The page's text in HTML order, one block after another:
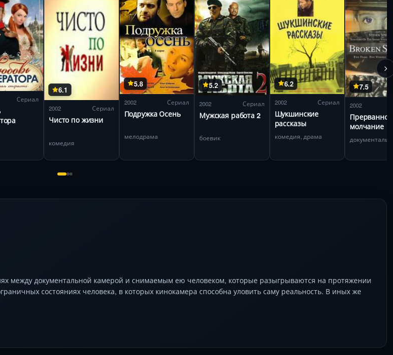
Сериал
6.1
2002 Сериал
Чисто по жизни
комедия
5.8
2002 Сериал
Подружка Осень
мелодрама
5.2
2002 Сериал
Мужская работа 2
боевик
6.2
2002 Сериал
Шукшинские
рассказы
комедия, драма
7.5
2002
Прерванное
молчание
между документальной камерой и снимаемым ею человеком, которые разыгрываются на протяжении
состояниях человека, в которых кинокамера способна уловить саму реальность. В иных же